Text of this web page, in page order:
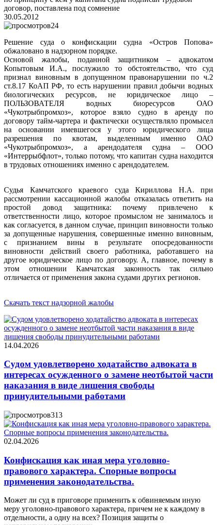
30.05.2012
24
Решение суда о конфискации судна «Остров Попова»
обжаловано в надзорном порядке.
Основой жалобы, поданной защитником – адвокатом
Копытовым И.А., послужило то обстоятельство, что суд
признал виновным в допущенном правонарушении по ч.2
ст.8.17 КоАП РФ, то есть нарушении правил добычи водных
биологических ресурсов, не юридическое лицо –
ПОЛЬЗОВАТЕЛЯ водных биоресурсов ОАО
«Чукотрыбпромхоз», которое взяло судно в аренду по
договору тайм-чартера и фактически осуществляло промысел
на основании имевшегося у этого юридического лица
разрешения по квотам, выделенным именно ОАО
«Чукотрыбпромхоз», а арендодателя судна – ООО
«Интеррыбфлот», только потому, что капитан судна находится
в трудовых отношениях именно с арендодателем.
Судья Камчатского краевого суда Кириллова Н.А. при
рассмотрении кассационной жалобы отказалась ответить на
простой довод защитника: почему привлечено к
ответственности лицо, которое промыслом не занималось и
как согласуется, в данном случае, принцип виновности только
за допущенные нарушения, совершенные именно виновным,
с признанием вины в результате опосредованности
виновности действий своего работника, работавшего на
другое юридическое лицо по договору. А, главное, почему в
этом отношении Камчатская законность так сильно
отличается от применения закона судами других регионов.
Скачать текст надзорной жалобы
14.04.2026
Судом удовлетворено ходатайство адвоката в
интересах осужденного о замене неотбытой части
наказания в виде лишения свободы
принудительными работами
313
02.04.2026
Конфискация как иная мера уголовно-
правового характера. Спорные вопросы
применения законодательства.
Может ли суд в приговоре применить к обвиняемым иную
меру уголовно-правового характера, причем не к каждому в
отдельности, а одну на всех? Позиция защиты о